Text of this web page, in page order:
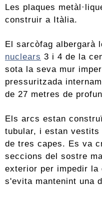
Les plaques
construir a Itàlia.
El sarcòfag albergarà
nuclears 3 i 4 de la
sota la seva mur
pressuritzada
de 27 metres de
Els arcs estan
tubular, i estan vestits
de tres capes. Es va
seccions del sostre
exterior per impedir la
s'evita mantenint una